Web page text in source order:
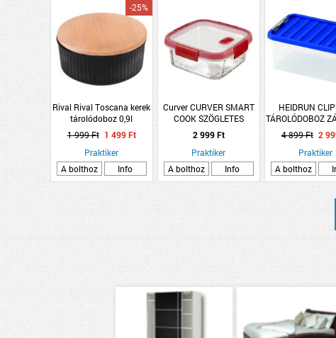
Rival Rival Toscana kerek
tárolódoboz 0,9l
15,5x15,5x6,5cm bükkfa
tetővel, fekete, műanyag
-25%
1 999 Ft 1 499 Ft
Praktiker
A bolthoz
Info
Curver CURVER SMART
COOK SZÖGLETES
ÉTELTARTÓ 0,7L ÜVEG
2 999 Ft
Praktiker
A bolthoz
Info
HEIDRUN
TÁROLÓDOBOZ
1602
4 899 Ft 2
Praktiker
A bolthoz